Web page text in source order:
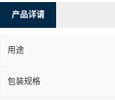
产品详请
用途
包装规格